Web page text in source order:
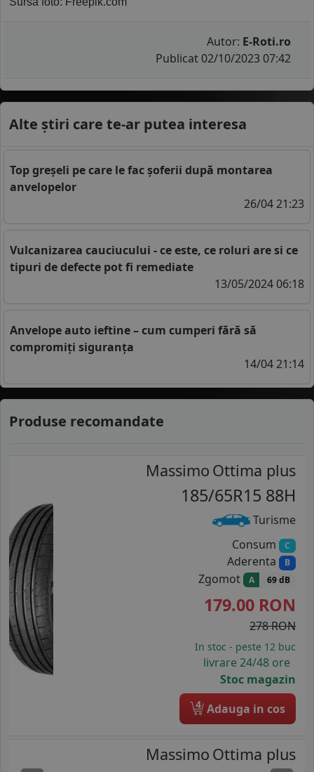
Autor: E-Roti.ro
Publicat 02/10/2023 07:42
Alte știri care te-ar putea interesa
Top greșeli pe care le fac șoferii după montarea
anvelopelor
26/04 21:23
Vulcanizarea cauciucului - ce este, ce roluri are si ce
tipuri de defecte pot fi remediate
13/05/2024 06:18
Anvelope auto ieftine – cum cumperi fără să
compromiți siguranța
14/04 21:14
Produse recomandate
Massimo Ottima plus
185/65R15 88H
Turisme
Consum C
Aderenta B
Zgomot A 69 dB
179.00 RON
278 RON
In stoc - peste 12 buc
livrare 24/48 ore
Stoc magazin
4 Adauga in cos
Massimo Ottima plus